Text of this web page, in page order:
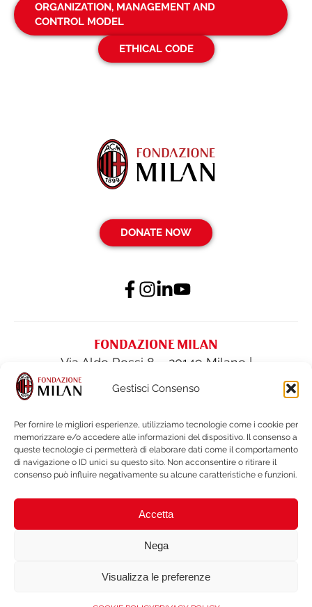
Gestisci Consenso
Per fornire le migliori esperienze, utilizziamo tecnologie come i cookie per
memorizzare e/o accedere alle informazioni del dispositivo. Il consenso a
queste tecnologie ci permetterà di elaborare dati come il comportamento
di navigazione o ID unici su questo sito. Non acconsentire o ritirare il
consenso può influire negativamente su alcune caratteristiche e funzioni.
Accetta
Nega
Visualizza le preferenze
ORGANIZATION, MANAGEMENT AND
CONTROL MODEL
ETHICAL CODE
DONATE NOW
FONDAZIONE MILAN
Via Aldo Rossi 8 – 20149 Milano |
fondazione@acmilan.com
62284522
PRIVACY POLICY
COOKIE POLICY
FINANCIAL STATEMENTS & DOCUMENTS
LEGAL NOTES & WHISTLEBLOWING
BRAND PROTECTION
ACCESSIBILITY
Copyright © 2026 Fondazionemilan.org . Tutti i diritti riservati. Non